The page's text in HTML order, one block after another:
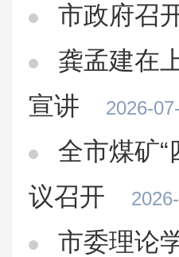
市政府召
龚孟建在
宣讲
2026-
全市煤矿
议召开
市委理论